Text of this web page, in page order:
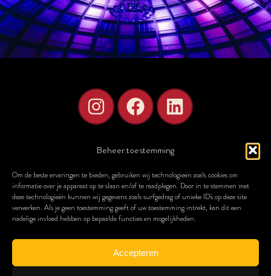
Beheer toestemming
Om de beste ervaringen te bieden, gebruiken wij technologieën zoals cookies om
informatie over je apparaat op te slaan en/of te raadplegen. Door in te stemmen met
deze technologieën kunnen wij gegevens zoals surfgedrag of unieke ID's op deze site
verwerken. Als je geen toestemming geeft of uw toestemming intrekt, kan dit een
nadelige invloed hebben op bepaalde functies en mogelijkheden.
Accepteren
STELLAE Concerts van Theaterkantoor – alle rechten voorbehouden.
Klik hier voor onze algemene voorwaarden.
HOME OVER ONZE STELLAE CONCERTEN AGENDA
Sinds 2024 onder de naam STELLAE.